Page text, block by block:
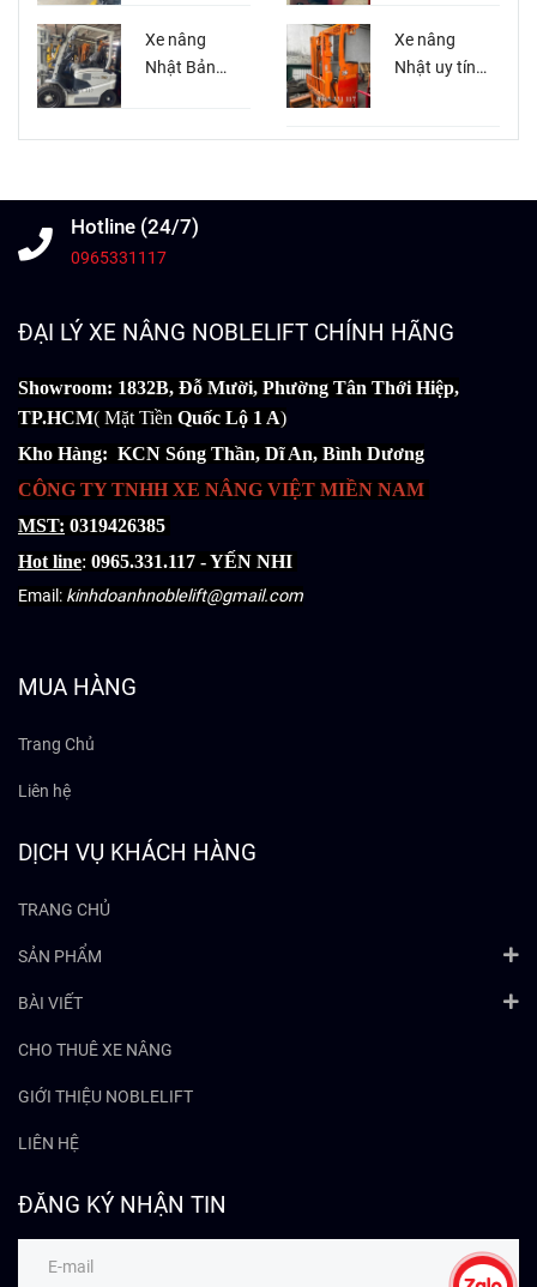
Miền Nam
Xe nâng
Nhật Bản
Xe nâng
Nhật uy tín
Hotline (24/7)
0965331117
ĐẠI LÝ XE NÂNG NOBLELIFT CHÍNH HÃNG
Showroom: 1832B, Đỗ Mười, Phường Tân Thới Hiệp,
TP.HCM( Mặt Tiền Quốc Lộ 1 A)
Kho Hàng: KCN Sóng Thần, Dĩ An, Bình Dương
CÔNG TY TNHH XE NÂNG VIỆT MIỀN NAM
MST: 0319426385
Hot line: 0965.331.117 - YẾN NHI
Email: kinhdoanhnoblelift@gmail.com
MUA HÀNG
Trang Chủ
Liên hệ
DỊCH VỤ KHÁCH HÀNG
TRANG CHỦ
SẢN PHẨM
BÀI VIẾT
CHO THUÊ XE NÂNG
GIỚI THIỆU NOBLELIFT
LIÊN HỆ
ĐĂNG KÝ NHẬN TIN